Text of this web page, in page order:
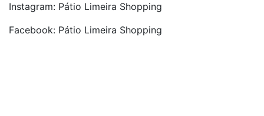
Instagram: Pátio Limeira Shopping
Facebook: Pátio Limeira Shopping